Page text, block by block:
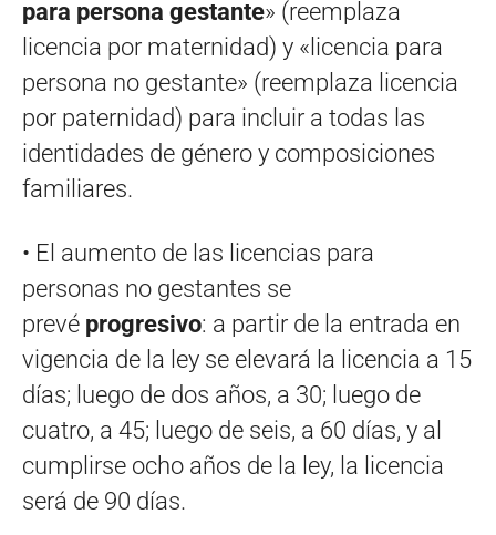
para persona gestante» (reemplaza
licencia por maternidad) y «licencia para
persona no gestante» (reemplaza licencia
por paternidad) para incluir a todas las
identidades de género y composiciones
familiares.
• El aumento de las licencias para
personas no gestantes se
prevé progresivo: a partir de la entrada en
vigencia de la ley se elevará la licencia a 15
días; luego de dos años, a 30; luego de
cuatro, a 45; luego de seis, a 60 días, y al
cumplirse ocho años de la ley, la licencia
será de 90 días.